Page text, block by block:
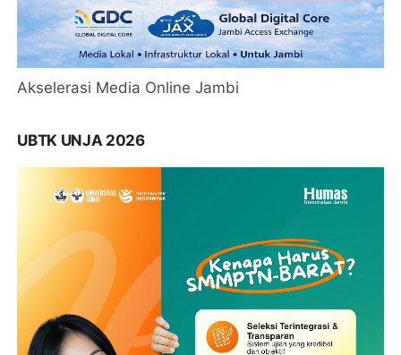
Akselerasi Media Online Jambi
UBTK UNJA 2026